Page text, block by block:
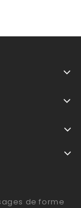
de forme